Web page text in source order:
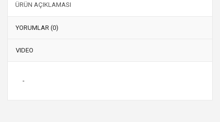
ÜRÜN AÇIKLAMASI
YORUMLAR (0)
VIDEO
-